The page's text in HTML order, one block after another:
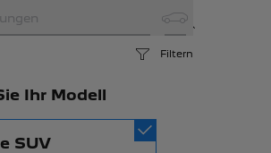
Filtern
Ihr Modell
SUV